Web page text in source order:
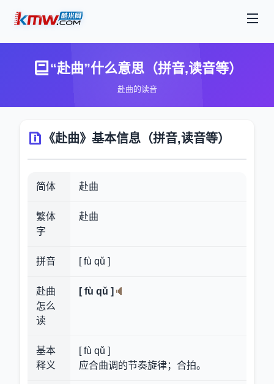
“赴曲”什么意思（拼音,读音等）
赴曲的读音
《赴曲》基本信息（拼音,读音等）
简体 赴曲
繁体
字
赴曲
拼音 [ fù qǔ ]
赴曲
怎么
读
[ fù qǔ ]
基本
释义
[ fù qǔ ]
应合曲调的节奏旋律；合拍。